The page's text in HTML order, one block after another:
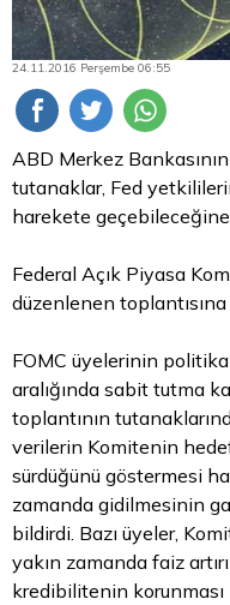
24.11.2016 Perşembe 06:55
ABD Merkez
tutanaklar, Fed
harekete
Federal Açık Piyasa
düzenlenen
FOMC üyelerinin
aralığında sabit tutma
toplantının
verilerin Komitenin
sürdüğünü göstermesi
zamanda gidilmesinin
bildirdi. Bazı üyeler,
yakın zamanda faiz
kredibilitenin